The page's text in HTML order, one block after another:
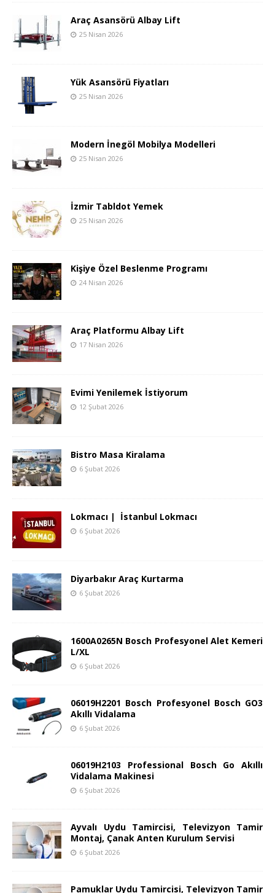
Araç Asansörü Albay Lift
25 Nisan 2026
Yük Asansörü Fiyatları
25 Nisan 2026
Modern İnegöl Mobilya Modelleri
25 Nisan 2026
İzmir Tabldot Yemek
25 Nisan 2026
Kişiye Özel Beslenme Programı
24 Nisan 2026
Araç Platformu Albay Lift
17 Nisan 2026
Evimi Yenilemek İstiyorum
12 Şubat 2026
Bistro Masa Kiralama
6 Şubat 2026
Lokmacı | İstanbul Lokmacı
6 Şubat 2026
Diyarbakır Araç Kurtarma
6 Şubat 2026
1600A0265N Bosch Profesyonel Alet Kemeri
L/XL
6 Şubat 2026
06019H2201 Bosch Profesyonel Bosch GO3
Akıllı Vidalama
6 Şubat 2026
06019H2103 Professional Bosch Go Akıllı
Vidalama Makinesi
6 Şubat 2026
Ayvalı Uydu Tamircisi, Televizyon Tamir
Montaj, Çanak Anten Kurulum Servisi
6 Şubat 2026
Pamuklar Uydu Tamircisi, Televizyon Tamir